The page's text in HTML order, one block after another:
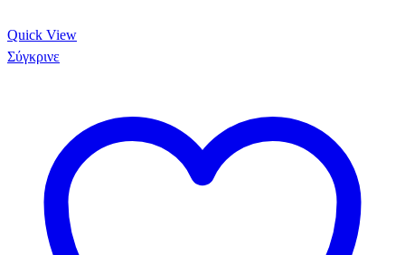
Quick View
Σύγκρινε